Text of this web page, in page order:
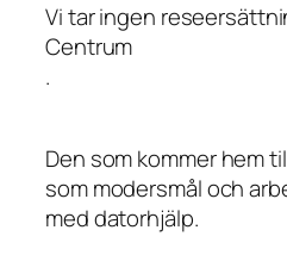
Vi tar ingen
Centrum
.
Den som kommer hem
som modersmål och
med datorhjälp.